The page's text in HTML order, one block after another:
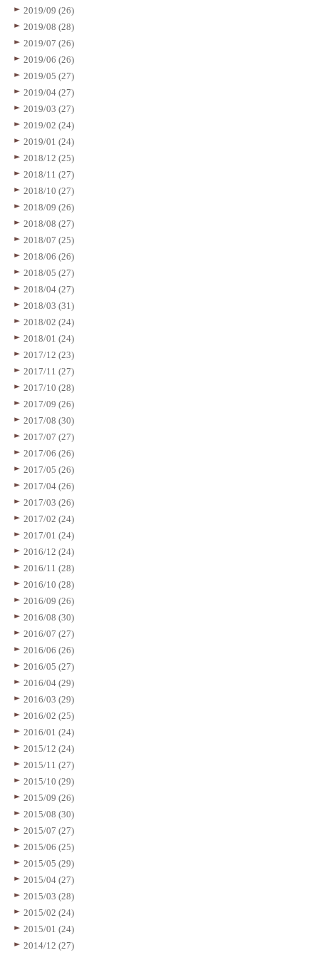
2019/09 (26)
2019/08 (28)
2019/07 (26)
2019/06 (26)
2019/05 (27)
2019/04 (27)
2019/03 (27)
2019/02 (24)
2019/01 (24)
2018/12 (25)
2018/11 (27)
2018/10 (27)
2018/09 (26)
2018/08 (27)
2018/07 (25)
2018/06 (26)
2018/05 (27)
2018/04 (27)
2018/03 (31)
2018/02 (24)
2018/01 (24)
2017/12 (23)
2017/11 (27)
2017/10 (28)
2017/09 (26)
2017/08 (30)
2017/07 (27)
2017/06 (26)
2017/05 (26)
2017/04 (26)
2017/03 (26)
2017/02 (24)
2017/01 (24)
2016/12 (24)
2016/11 (28)
2016/10 (28)
2016/09 (26)
2016/08 (30)
2016/07 (27)
2016/06 (26)
2016/05 (27)
2016/04 (29)
2016/03 (29)
2016/02 (25)
2016/01 (24)
2015/12 (24)
2015/11 (27)
2015/10 (29)
2015/09 (26)
2015/08 (30)
2015/07 (27)
2015/06 (25)
2015/05 (29)
2015/04 (27)
2015/03 (28)
2015/02 (24)
2015/01 (24)
2014/12 (27)